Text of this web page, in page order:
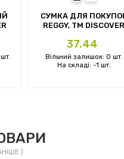
СУМКА ДЛЯ
REGGY, TM DISCOVER
Ціна
37.44
Вільний залишок: 0 шт.
На складі: -1 шт.
)